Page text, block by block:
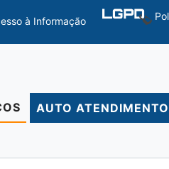
à Informação
AUTO ATENDIMENTO